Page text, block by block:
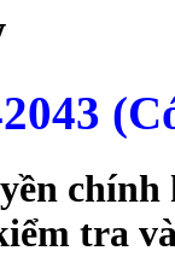
chính
tra